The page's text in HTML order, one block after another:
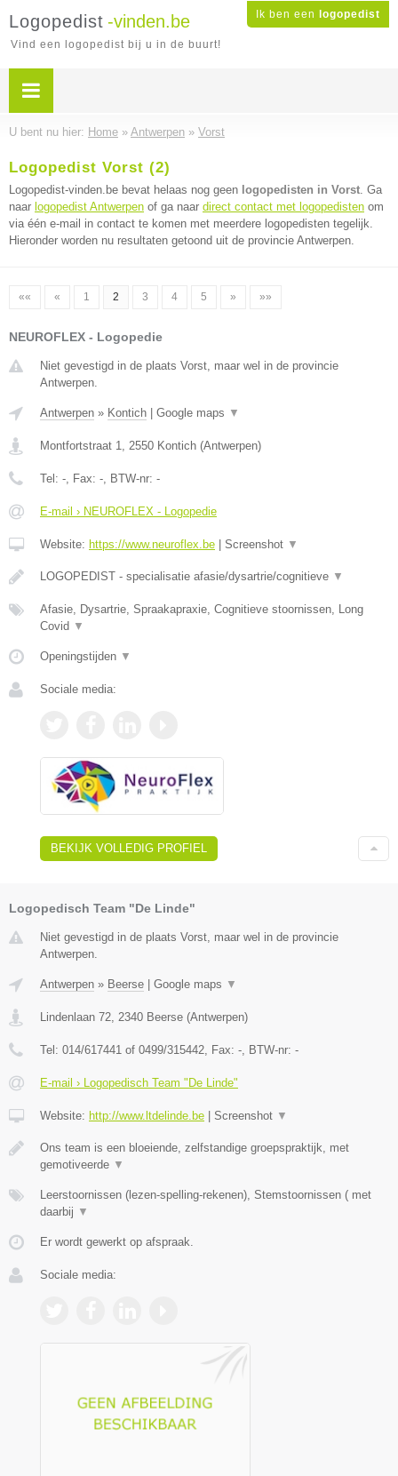
Ik ben een logopedist
Logopedist -vinden.be
Vind een logopedist bij u in de buurt!
U bent nu hier: Home » Antwerpen » Vorst
Logopedist Vorst (2)
Logopedist-vinden.be bevat helaas nog geen logopedisten in Vorst. Ga
naar logopedist Antwerpen of ga naar direct contact met logopedisten om
via één e-mail in contact te komen met meerdere logopedisten tegelijk.
Hieronder worden nu resultaten getoond uit de provincie Antwerpen.
«« « 1 2 3 4 5 » »»
NEUROFLEX - Logopedie
Niet gevestigd in de plaats Vorst, maar wel in de provincie
Antwerpen.
Antwerpen » Kontich Google maps ▼
Montfortstraat 1, 2550 Kontich (Antwerpen)
Tel: -, Fax: -, BTW-nr: -
E-mail › NEUROFLEX - Logopedie
Website: https://www.neuroflex.be Screenshot ▼
LOGOPEDIST - specialisatie afasie/dysartrie/cognitieve ▼
Afasie, Dysartrie, Spraakapraxie, Cognitieve stoornissen, Long
Covid ▼
Openingstijden ▼
Sociale media:
BEKIJK VOLLEDIG PROFIEL
Logopedisch Team "De Linde"
Niet gevestigd in de plaats Vorst, maar wel in de provincie
Antwerpen.
Antwerpen » Beerse Google maps ▼
Lindenlaan 72, 2340 Beerse (Antwerpen)
Tel: 014/617441 of 0499/315442, Fax: -, BTW-nr: -
E-mail › Logopedisch Team "De Linde"
Website: http://www.ltdelinde.be Screenshot ▼
Ons team is een bloeiende, zelfstandige groepspraktijk, met
gemotiveerde ▼
Leerstoornissen (lezen-spelling-rekenen), Stemstoornissen ( met
daarbij ▼
Er wordt gewerkt op afspraak.
Sociale media: